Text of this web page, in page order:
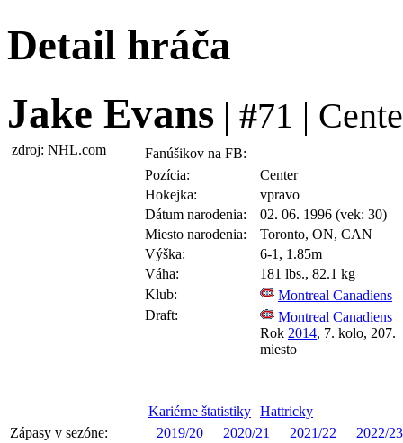
Detail hráča
Jake Evans | #71 |
zdroj: NHL.com
Fanúšikov na FB:
Pozícia:
Center
Hokejka:
vpravo
Dátum narodenia:
02. 06. 1996 (vek: 30)
Miesto narodenia:
Toronto, ON, CAN
Výška:
6-1, 1.85m
Váha:
181 lbs., 82.1 kg
Klub:
Montreal Canadiens
Draft:
Montreal Canadiens
Rok 2014, 7. kolo, 207.
miesto
Kariérne štatistiky Hattricky
Zápasy v sezóne:
2019/20 2020/21 2021/22
2022/23